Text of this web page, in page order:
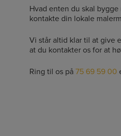
Hvad enten du skal
kontakte din lokale
Vi står altid klar til at give
at du kontakter os for at
Ring til os på75 69 59 00